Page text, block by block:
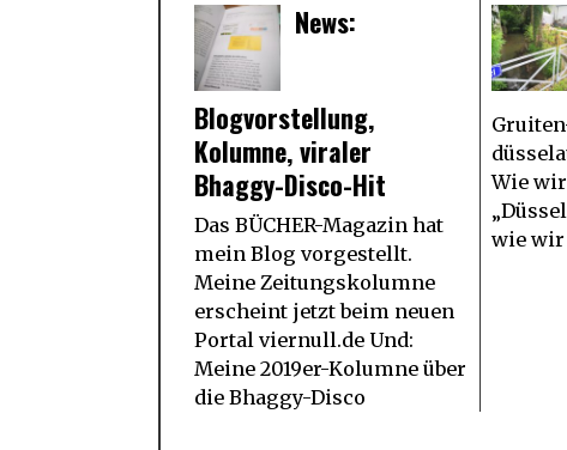
News:
Blogvorstellung,
Kolumne, viraler
Bhaggy-Disco-Hit
Das BÜCHER-Magazin hat
mein Blog vorgestellt.
Meine Zeitungskolumne
erscheint jetzt beim neuen
Portal viernull.de Und:
Meine 2019er-Kolumne über
die Bhaggy-Disco
Wie
wie wir